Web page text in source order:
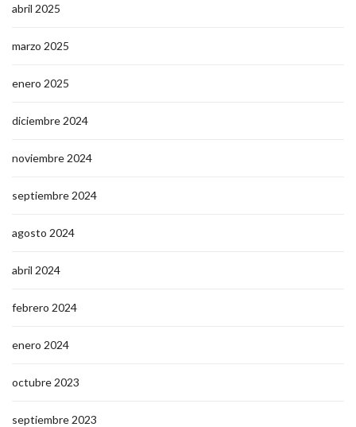
abril 2025
marzo 2025
enero 2025
diciembre 2024
noviembre 2024
septiembre 2024
agosto 2024
abril 2024
febrero 2024
enero 2024
octubre 2023
septiembre 2023